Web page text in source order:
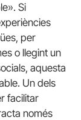
Si
per
o llegint un
aquesta
Un dels
facilitar
només